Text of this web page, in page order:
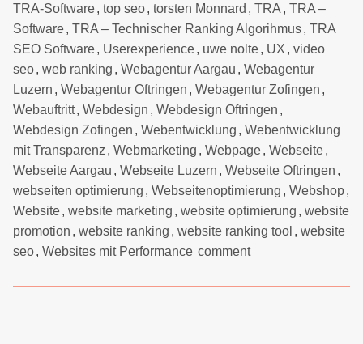
TRA-Software, top seo, torsten Monnard , TRA , TRA –
Software, TRA – Technischer Ranking Algorihmus, TRA
SEO Software, Userexperience, uwe nolte, UX , video
seo, web ranking , Webagentur Aargau , Webagentur
Luzern , Webagentur Oftringen , Webagentur Zofingen ,
Webauftritt, Webdesign , Webdesign Oftringen ,
Webdesign Zofingen , Webentwicklung , Webentwicklung
mit Transparenz , Webmarketing , Webpage, Webseite,
Webseite Aargau , Webseite Luzern , Webseite Oftringen ,
webseiten optimierung , Webseitenoptimierung , Webshop,
Website, website marketing , website optimierung , website
promotion , website ranking , website ranking tool , website
seo, Websites mit Performance comment